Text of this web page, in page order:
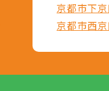
京都市下
京都市西